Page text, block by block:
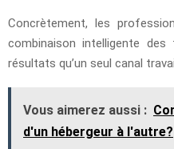
Concrètement, les
combinaison intelligente
résultats qu’un seul canal
Vous aimerez aussi :
d'un hébergeur à l'autre?